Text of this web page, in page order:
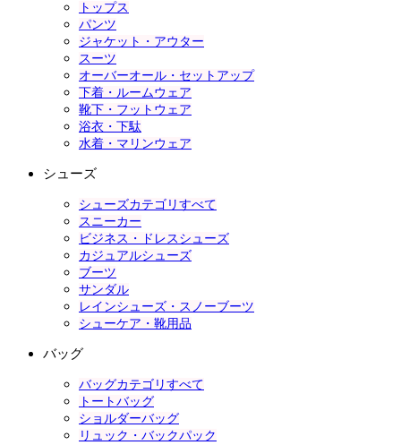
トップス
パンツ
ジャケット・アウター
スーツ
オーバーオール・セットアップ
下着・ルームウェア
靴下・フットウェア
浴衣・下駄
水着・マリンウェア
シューズ
シューズカテゴリすべて
スニーカー
ビジネス・ドレスシューズ
カジュアルシューズ
ブーツ
サンダル
レインシューズ・スノーブーツ
シューケア・靴用品
バッグ
バッグカテゴリすべて
トートバッグ
ショルダーバッグ
リュック・バックパック